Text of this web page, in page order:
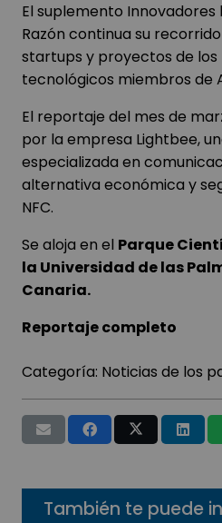
El suplemento Innovadores
Razón continua su
startups y proyectos de
tecnológicos miembros de
El reportaje del mes de
por la empresa Lightbee,
especializada en
alternativa económica y
NFC.
Se aloja en el Parque
la Universidad de las
Canaria.
Reportaje completo
Categoría: Noticias de los
También te puede